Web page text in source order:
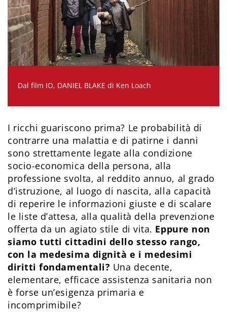
Dal film IO, DANIEL BLAKE di Ken Loach
I ricchi guariscono prima? Le probabilità di
contrarre una malattia e di patirne i danni
sono strettamente legate alla condizione
socio-economica della persona, alla
professione svolta, al reddito annuo, al grado
d’istruzione, al luogo di nascita, alla capacità
di reperire le informazioni giuste e di scalare
le liste d’attesa, alla qualità della prevenzione
offerta da un agiato stile di vita. Eppure non
siamo tutti cittadini dello stesso rango,
con la medesima dignità e i medesimi
diritti fondamentali? Una decente,
elementare, efficace assistenza sanitaria non
è forse un’esigenza primaria e
incomprimibile?